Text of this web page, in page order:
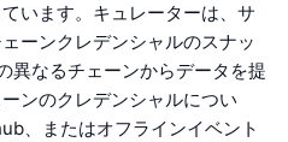
います。キュレーターは、サ
ーンクレデンシャルのスナッ
異なるチェーンからデータを提
ンのクレデンシャルについ
、またはオフラインイベント